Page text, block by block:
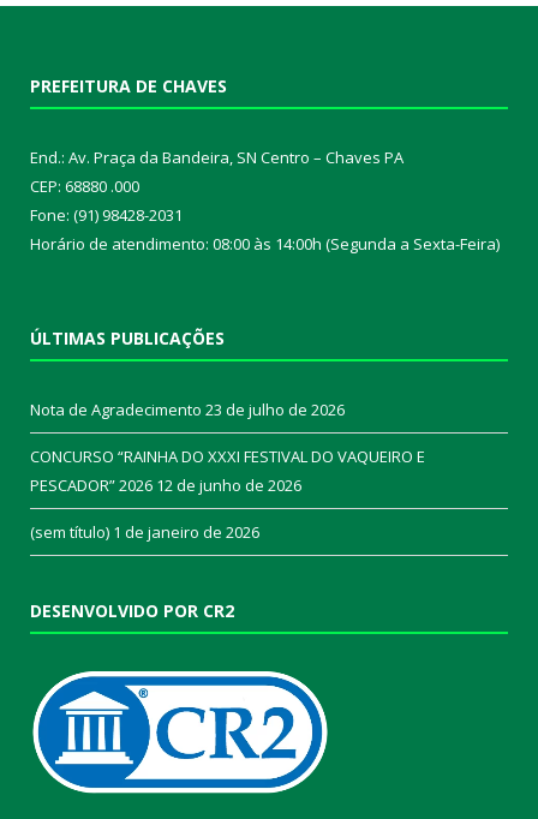
PREFEITURA DE CHAVES
End.: Av. Praça da Bandeira, SN Centro – Chaves PA
CEP: 68880 .000
Fone: (91) 98428-2031
Horário de atendimento: 08:00 às 14:00h (Segunda a Sexta-Feira)
ÚLTIMAS PUBLICAÇÕES
Nota de Agradecimento 23 de julho de 2026
CONCURSO “RAINHA DO XXXI FESTIVAL DO VAQUEIRO E
PESCADOR” 2026 12 de junho de 2026
(sem título) 1 de janeiro de 2026
DESENVOLVIDO POR CR2